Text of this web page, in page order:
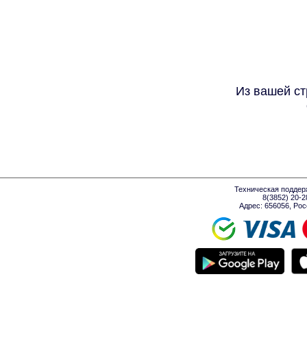
Из вашей
Техническая
8(3852) 20-
Адрес: 656056,